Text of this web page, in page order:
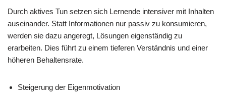
Durch aktives Tun setzen sich Lernende intensiver mit Inhalten
auseinander. Statt Informationen nur passiv zu konsumieren,
werden sie dazu angeregt, Lösungen eigenständig zu
erarbeiten. Dies führt zu einem tieferen Verständnis und einer
höheren Behaltensrate.
Steigerung der Eigenmotivation